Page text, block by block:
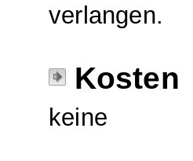
verlangen.
Kosten
keine